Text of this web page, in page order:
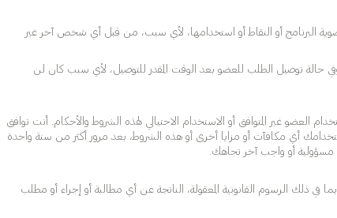
في الفقرة 4، وفقًا للشروط والأحكام المحددة هنا. ولا يمكن نقل عضوية البرنامج أو النقاط أو استخدامها، لأي سبب، من قبل أي شخص آخر غير
حالة توصيل الطلب للعضو بعد الوقت المقدر للتوصيل، لأي سبب كان لن
غير المتوافق أو الاستخدام الاحتيالي لهذه الشروط والأحكام. أنت توافق
أي مكافآت أو مزايا أخرى أو هذه الشروط، بعد مرور أكثر من سنة واحدة
في ذلك الرسوم القانونية المعقولة، الناتجة عن أي مطالبة أو إجراء أو مطلب